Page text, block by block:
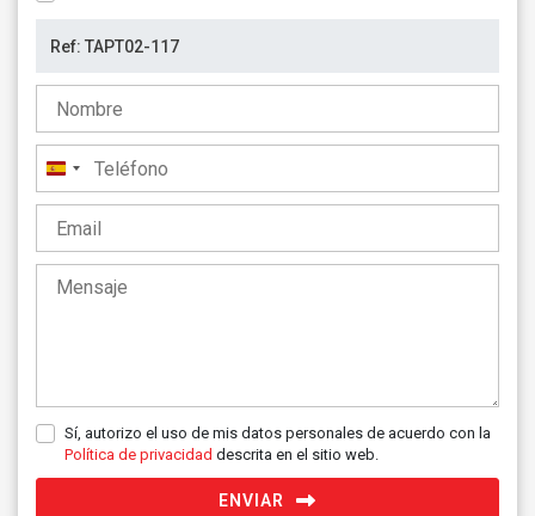
España
+34
Sí, autorizo el uso de mis datos personales de acuerdo con la
Política de privacidad descrita en el sitio web.
ENVIAR